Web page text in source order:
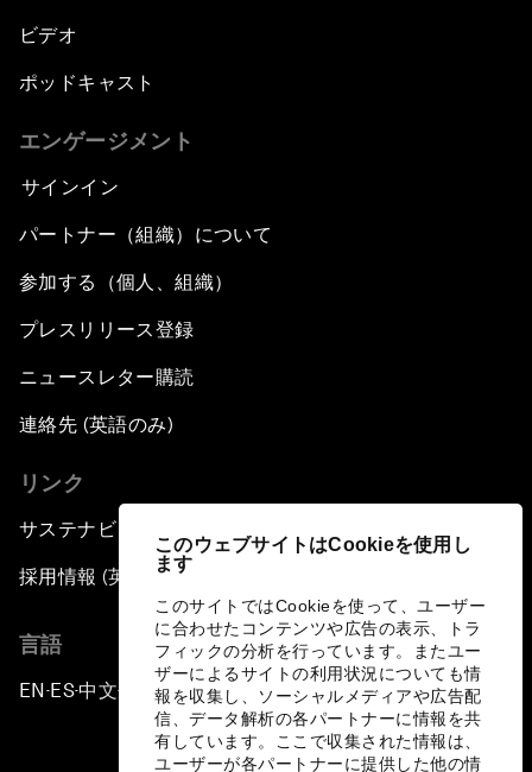
このウェブサイトはCookieを使用し
ます
このサイトではCookieを使って、ユーザー
に合わせたコンテンツや広告の表示、トラ
フィックの分析を行っています。またユー
ザーによるサイトの利用状況についても情
報を収集し、ソーシャルメディアや広告配
信、データ解析の各パートナーに情報を共
有しています。ここで収集された情報は、
ユーザーが各パートナーに提供した他の情
ビデオ
ポッドキャスト
エンゲージメント
サインイン
パートナー（組織）について
参加する（個人、組織）
プレスリリース登録
ニュースレター購読
連絡先 (英語のみ)
リンク
サステナビリティへの取り組み
採用情報 (英語のみ)
言語
EN ▪ES▪中文▪ 日本語